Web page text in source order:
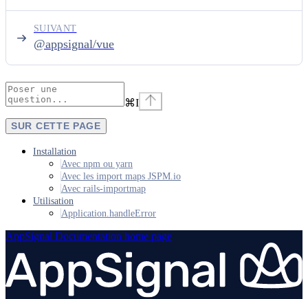
@appsignal/vue
SUIVANT
⌘I
SUR CETTE PAGE
Installation
Avec npm ou yarn
Avec les import maps JSPM.io
Avec rails-importmap
Utilisation
Application.handleError
AppSignal Documentation home page